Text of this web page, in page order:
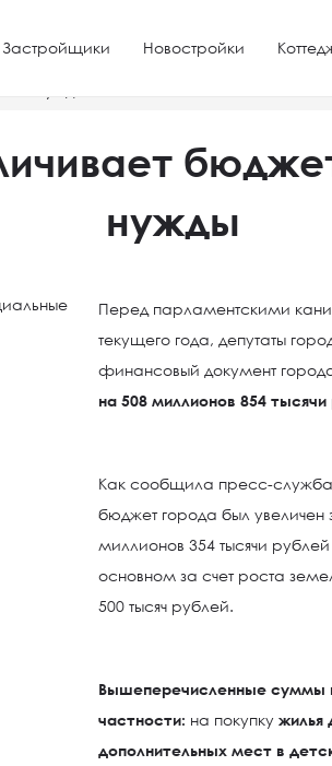
Застройщики Новостройки
нужды
Перед парламентскими
текущего года, депутаты
финансовый документ
на 508 миллионов 854 тысячи
Как сообщила пресс-
бюджет города был увеличен
миллионов 354 тысячи
основном за счет роста
500 тысяч рублей.
Вышеперечисленные суммы
частности: на покупкужилья
дополнительных мест в